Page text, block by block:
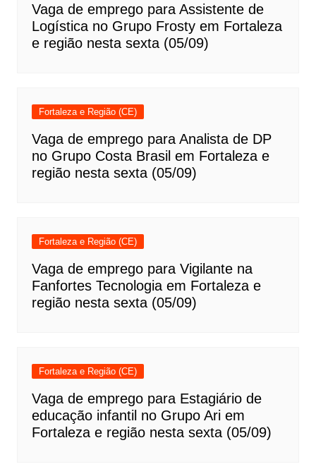
Vaga de emprego para Assistente de
Logística no Grupo Frosty em Fortaleza
e região nesta sexta (05/09)
Fortaleza e Região (CE)
Vaga de emprego para Analista de DP
no Grupo Costa Brasil em Fortaleza e
região nesta sexta (05/09)
Fortaleza e Região (CE)
Vaga de emprego para Vigilante na
Fanfortes Tecnologia em Fortaleza e
região nesta sexta (05/09)
Fortaleza e Região (CE)
Vaga de emprego para Estagiário de
educação infantil no Grupo Ari em
Fortaleza e região nesta sexta (05/09)